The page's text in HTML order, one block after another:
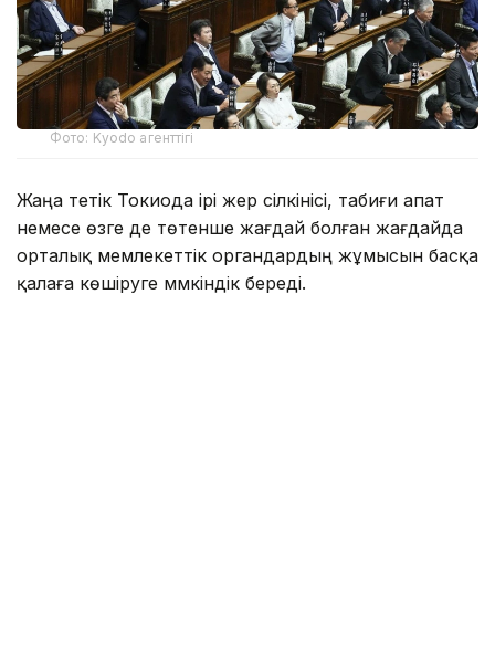
Фото: Kyodo агенттігі
Жаңа тетік Токиода ірі жер сілкінісі, табиғи апат
немесе өзге де төтенше жағдай болған жағдайда
орталық мемлекеттік органдардың жұмысын басқа
қалаға көшіруге мүмкіндік береді.